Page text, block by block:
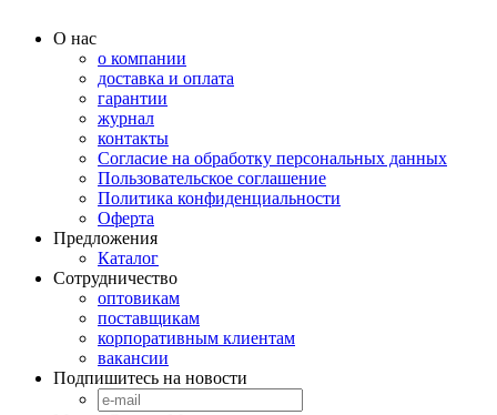
О нас
о компании
доставка и оплата
гарантии
журнал
контакты
Согласие на обработку персональных данных
Пользовательское соглашение
Политика конфиденциальности
Оферта
Предложения
Каталог
Сотрудничество
оптовикам
поставщикам
корпоративным клиентам
вакансии
Подпишитесь на новости